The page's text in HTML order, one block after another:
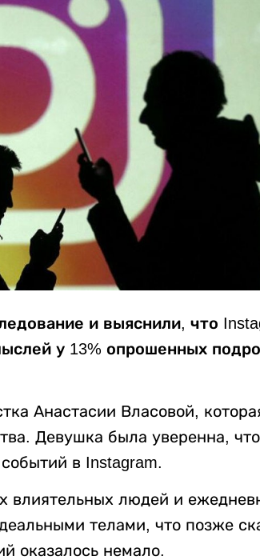
и выяснили, что
у 13% опрошенных
Анастасии Власовой,
Девушка была уверенна,
в Instagram.
влиятельных людей и
телами, что позже
оказалось немало.